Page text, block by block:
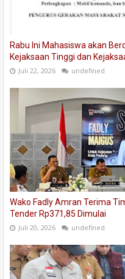
Rabu Ini Mahasiswa akan
Kejaksaan Tinggi dan
Juli 22, 2026 undefined
Wako Fadly Amran Terima
Tender Rp371,85 Dimulai
Juli 20, 2026 undefined